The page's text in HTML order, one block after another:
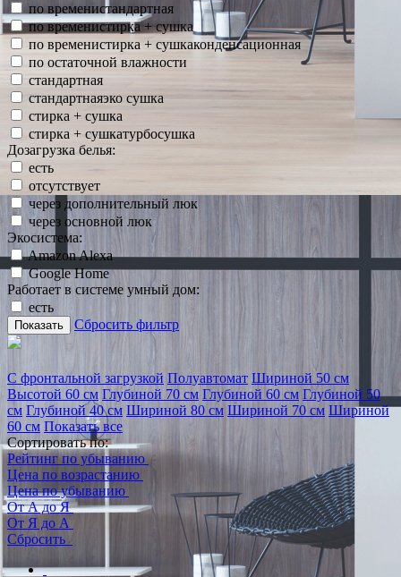
по временистандартная
по временистирка + сушка
по временистирка + сушкаконденсационная
по остаточной влажности
стандартная
стандартнаяэко сушка
стирка + сушка
стирка + сушкатурбосушка
Дозагрузка белья:
есть
отсутствует
через дополнительный люк
через основной люк
Экосистема:
Amazon Alexa
Google Home
Работает в системе умный дом:
есть
Показать Сбросить фильтр
С фронтальной загрузкой Полуавтомат Шириной 50 см
Высотой 60 см Глубиной 70 см Глубиной 60 см Глубиной 50
см Глубиной 40 см Шириной 80 см Шириной 70 см Шириной
60 см Показать все
Сортировать по:
Рейтинг по убыванию
Цена по возрастанию
Цена по убыванию
От А до Я
От Я до А
Сбросить